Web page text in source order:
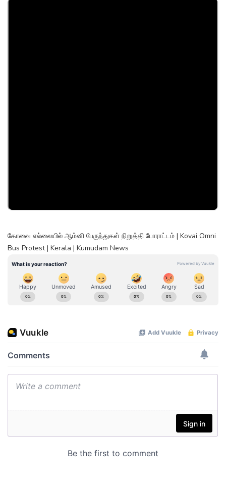
கோவை எல்லையில் ஆம்னி பேருந்துகள் நிறுத்தி போராட்டம் | Kovai Omni
Bus Protest | Kerala | Kumudam News